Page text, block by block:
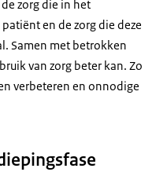
zorg die in het
en de zorg die deze
Samen met betrokken
van zorg beter kan. Zo
verbeteren en onnodige